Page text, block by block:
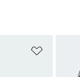
Añadir a